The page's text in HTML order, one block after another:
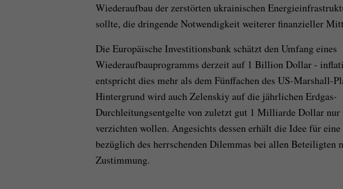
Wiederaufbau der zerstörten ukrainischen
sollte, die dringende Notwendigkeit weiterer finanzieller
Die Europäische Investitionsbank schätzt den Umfang eines
Wiederaufbauprogramms derzeit auf 1 Billion Dollar -
entspricht dies mehr als dem Fünffachen des US-Marshall-
Hintergrund wird auch Zelenskiy auf die jährlichen Erdgas-
Durchleitungsentgelte von zuletzt gut 1 Milliarde Dollar nur
verzichten wollen. Angesichts dessen erhält die Idee für
bezüglich des herrschenden Dilemmas bei allen Beteiligten
Zustimmung.